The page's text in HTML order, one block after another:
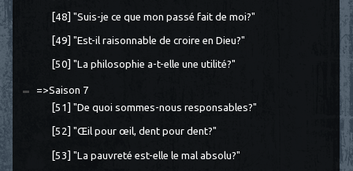
[48] "Suis-je ce que mon passé fait de moi?"
[49] "Est-il raisonnable de croire en Dieu?"
[50] "La philosophie a-t-elle une utilité?"
=>Saison 7
[51] "De quoi sommes-nous responsables?"
[52] "Œil pour œil, dent pour dent?"
[53] "La pauvreté est-elle le mal absolu?"